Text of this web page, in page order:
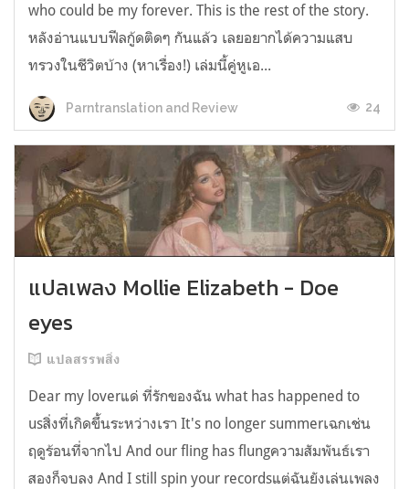
who could be my forever. This is the rest of the story.
หลังอ่านแบบฟีลกู้ดติดๆ กันแล้ว เลยอยากได้ความแสบ
ทรวงในชีวิตบ้าง (หาเรื่อง!) เล่มนี้คู่หูเอ...
Parntranslation and Review 24
แปลเพลง Mollie Elizabeth - Doe
eyes
แปลสรรพสิ่ง
Dear my loverแด่ ที่รักของฉัน what has happened to
usสิ่งที่เกิดขึ้นระหว่างเรา It's no longer summerเฉกเช่น
ฤดูร้อนที่จากไป And our fling has flungความสัมพันธ์เรา
สองก็จบลง And I still spin your recordsแต่ฉันยังเล่นเพลง